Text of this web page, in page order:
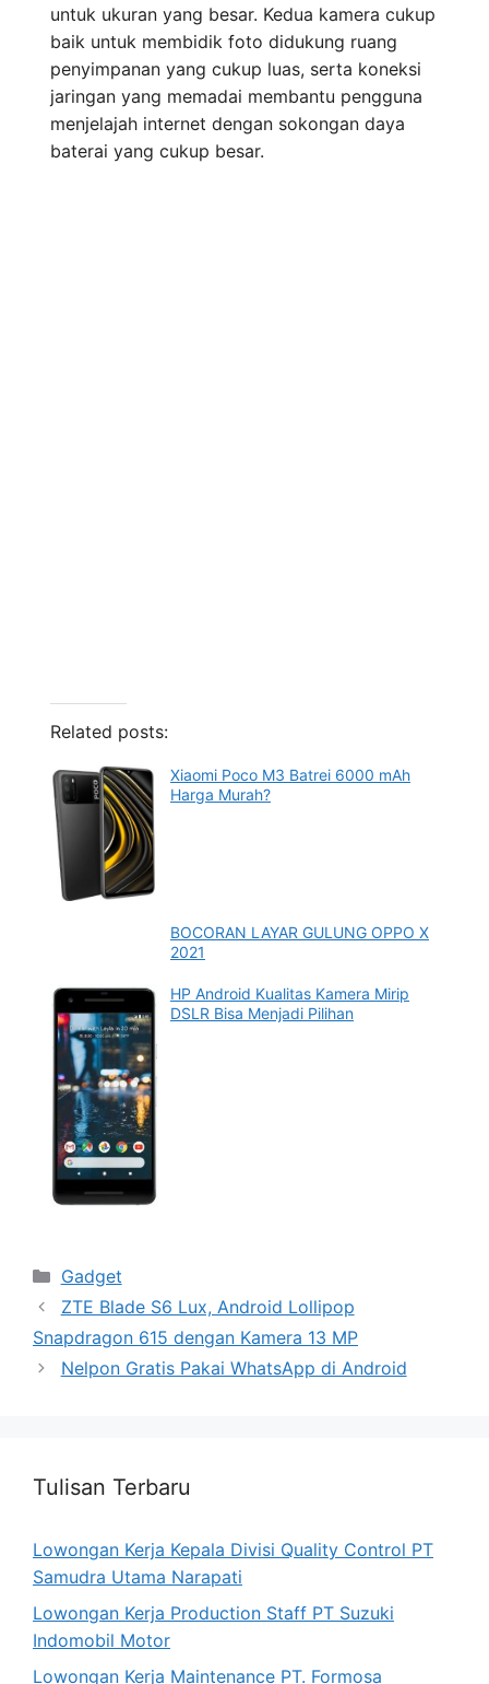
untuk ukuran yang besar. Kedua kamera cukup
baik untuk membidik foto didukung ruang
penyimpanan yang cukup luas, serta koneksi
jaringan yang memadai membantu pengguna
menjelajah internet dengan sokongan daya
baterai yang cukup besar.
Related posts:
Xiaomi Poco M3 Batrei 6000 mAh
Harga Murah?
BOCORAN LAYAR GULUNG OPPO X
2021
HP Android Kualitas Kamera Mirip
DSLR Bisa Menjadi Pilihan
Categories
Gadget
ZTE Blade S6 Lux, Android Lollipop
Snapdragon 615 dengan Kamera 13 MP
Nelpon Gratis Pakai WhatsApp di Android
Tulisan Terbaru
Lowongan Kerja Kepala Divisi Quality Control PT
Samudra Utama Narapati
Lowongan Kerja Production Staff PT Suzuki
Indomobil Motor
Lowongan Kerja Maintenance PT. Formosa